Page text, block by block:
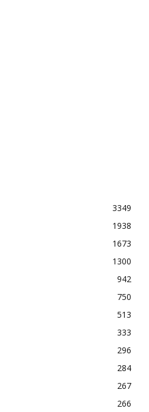
3349
1938
1673
1300
942
750
513
333
296
284
267
266